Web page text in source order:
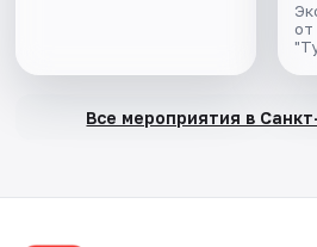
от
Все мероприятия в